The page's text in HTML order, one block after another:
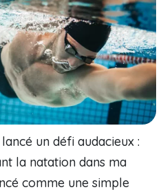
un défi audacieux :
la natation dans ma
comme une simple